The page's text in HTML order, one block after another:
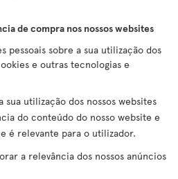
de compra nos nossos websites
pessoais sobre a sua utilização dos
e outras tecnologias e
sua utilização dos nossos websites
do conteúdo do nosso website e
é relevante para o utilizador.
a relevância dos nossos anúncios